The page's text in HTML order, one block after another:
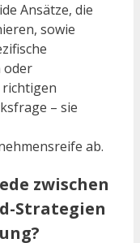
Ansätze, die
sowie
oder
richtigen
– sie
ab.
zwischen
Strategien